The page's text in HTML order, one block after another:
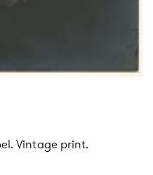
Vintage print.